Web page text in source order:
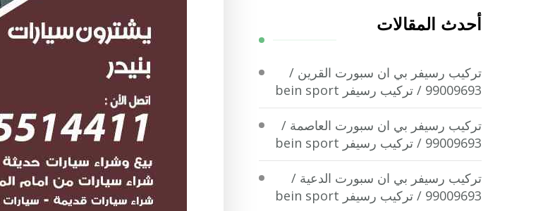
شيء
ما؟
أحدث المقالات
تركيب رسيفر بي ان سبورت القرين /
99009693 / تركيب رسيفر bein sport
تركيب رسيفر بي ان سبورت العاصمة /
99009693 / تركيب رسيفر bein sport
تركيب رسيفر بي ان سبورت الدعية /
99009693 / تركيب رسيفر bein sport